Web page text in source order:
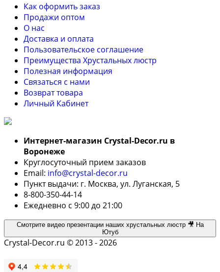
Как оформить заказ
Продажи оптом
О нас
Доставка и оплата
Пользовательское соглашение
Преимущества Хрустальных люстр
Полезная информация
Связаться с нами
Возврат товара
Личный Кабинет
Интернет-магазин Crystal-Decor.ru в
Воронеже
Круглосуточный прием заказов
Email: info@crystal-decor.ru
Пункт выдачи: г. Москва, ул. Луганская, 5
8-800-350-44-14
Ежедневно с 9:00 до 21:00
Смотрите видео презентации наших хрустальных люстр 🎥 На
Ютуб
Crystal-Decor.ru © 2013 - 2026